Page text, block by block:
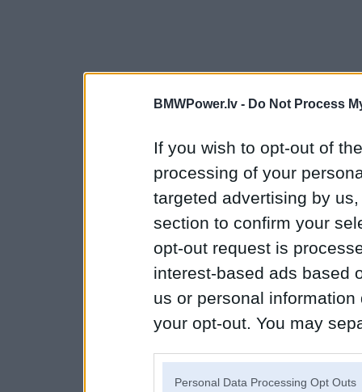
BMWPower.lv - Do Not Process
If you wish to opt-out of
processing of your
targeted advertising by
section to confirm your
opt-out request is
interest-based ads based
us or personal
your opt-out. You may
Personal Data Processing Opt Outs